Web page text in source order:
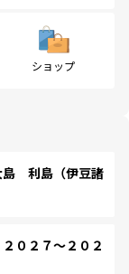
ショップ
利島（伊豆諸
０２７～２０２